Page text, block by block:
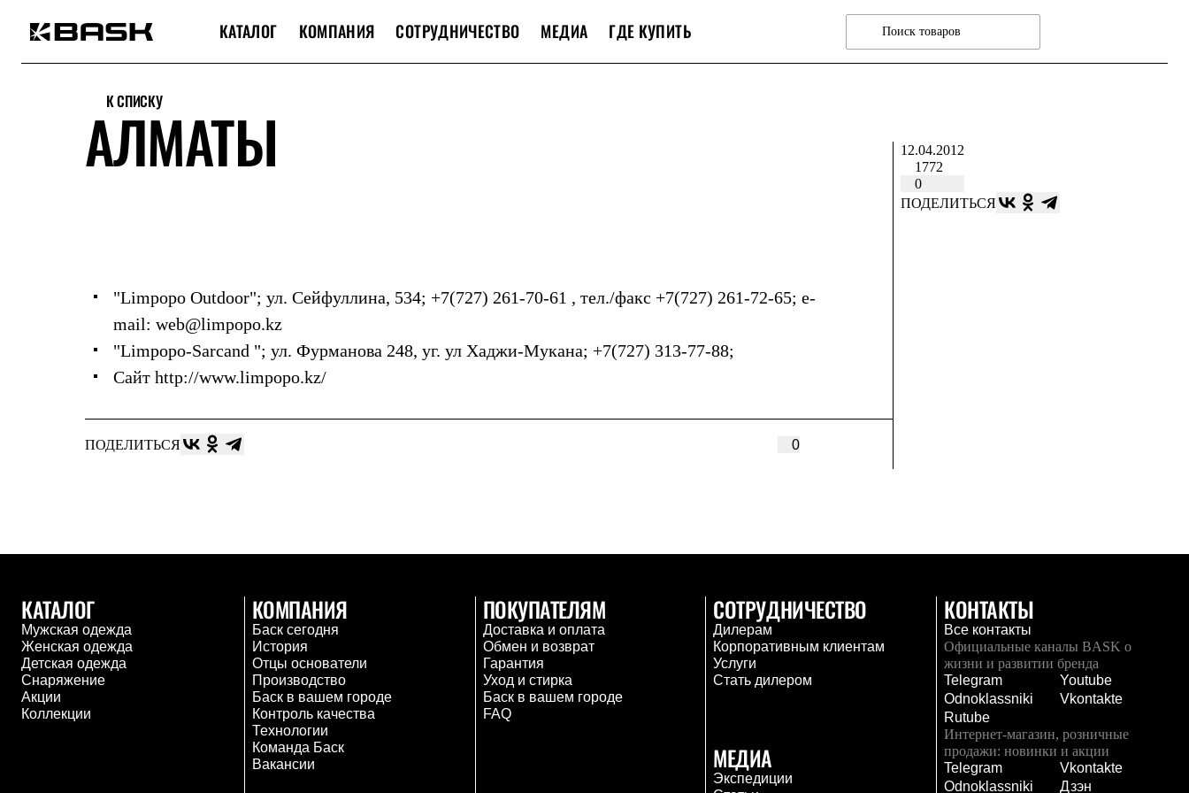
КАТАЛОГ КОМПАНИЯ СОТРУДНИЧЕСТВО МЕДИА ГДЕ КУПИТЬ
Мужская одежда
Утепленная пухом
Софтшелл одежда
Теплое термобелье
Брюки
Утепленная пухом
Куртки
Брюки
Жилеты
Утепленная синтетикой
Куртки
Брюки
К СПИСКУ
АЛМАТЫ
12.04.2012
1772
0
ПОДЕЛИТЬСЯ
"Limpopo Outdoor"; ул. Сейфуллина, 534; +7(727) 261-70-61 , тел./факс +7(727) 261-72-65; e-
mail: web@limpopo.kz
"Limpopo-Sarcand "; ул. Фурманова 248, уг. ул Хаджи-Мукана; +7(727) 313-77-88;
Сайт http://www.limpopo.kz/
ПОДЕЛИТЬСЯ 0
КАТАЛОГ
Мужская одежда
Женская одежда
Детская одежда
Снаряжение
Акции
Коллекции
КОМПАНИЯ
Баск сегодня
История
Отцы основатели
Производство
Баск в вашем городе
Контроль качества
Технологии
Команда Баск
Вакансии
ПОКУПАТЕЛЯМ
Доставка и оплата
Обмен и возврат
Гарантия
Уход и стирка
Баск в вашем городе
FAQ
СОТРУДНИЧЕСТВО
Дилерам
Корпоративным клиентам
Услуги
Стать дилером
МЕДИА
Экспедиции
КОНТАКТЫ
Все контакты
Официальные каналы BASK о
жизни и развитии бренда
Telegram
Youtube
Odnoklassniki
Vkontakte
Rutube
Интернет-магазин, розничные
продажи: новинки и акции
Telegram
Vkontakte
Odnoklassniki
Дзэн